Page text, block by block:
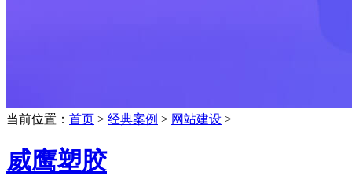
当前位置： 首页 > 经典案例 > 网站建设 >
威鹰塑胶